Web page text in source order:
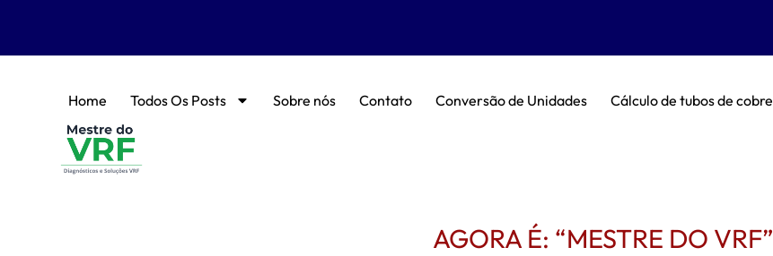
Home Todos Os Posts Sobre nós Contato Conversão de Unidades Cálculo de tubos de cobre
AGORA É: “MESTRE DO VRF”